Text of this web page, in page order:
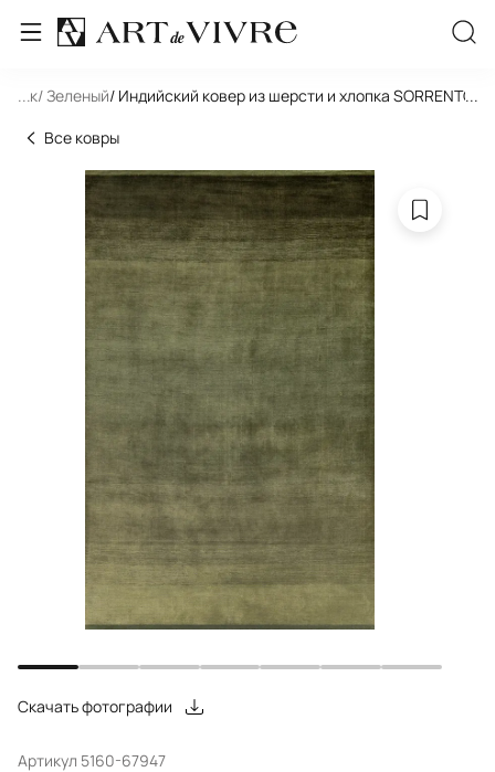
... / Зеленый/ Индийский ковер из шерсти и хлопка SORRENTO
...
Все ковры
Скачать фотографии
Артикул 5160-67947